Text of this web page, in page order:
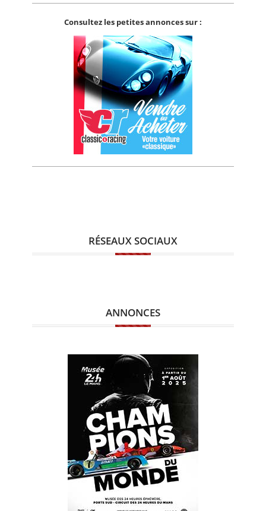
Consultez les petites annonces sur :
RÉSEAUX SOCIAUX
ANNONCES